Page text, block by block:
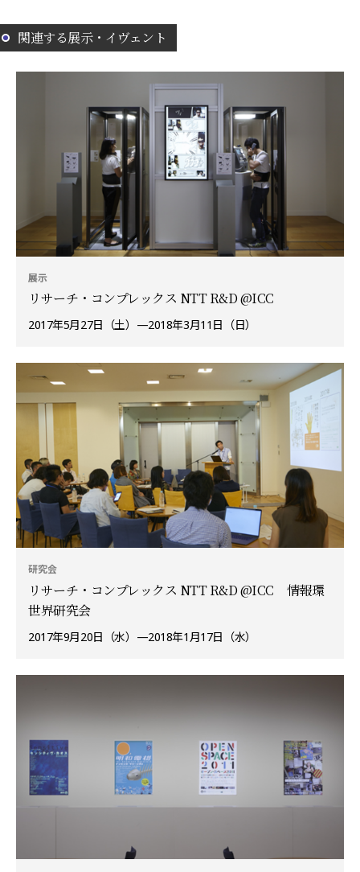
関連する展示・イヴェント
展示
リサーチ・コンプレックス NTT R&D @ICC
2017年5月27日（土）—2018年3月11日（日）
研究会
リサーチ・コンプレックス NTT R&D @ICC 情報環
世界研究会
2017年9月20日（水）—2018年1月17日（水）